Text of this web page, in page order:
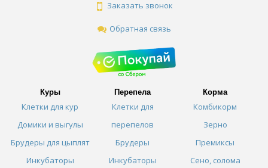
Заказать звонок
Обратная связь
Куры
Клетки для кур
Домики и выгулы
Брудеры для цыплят
Инкубаторы
Перепела
Клетки для
перепелов
Брудеры
Инкубаторы
Корма
Комбикорм
Зерно
Премиксы
Сено, солома